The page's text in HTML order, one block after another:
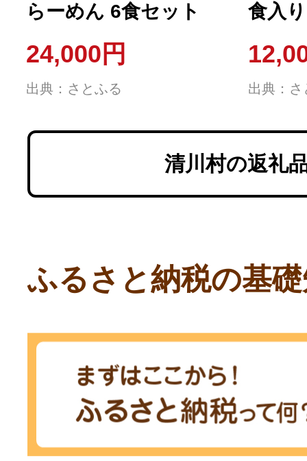
らーめん 6食セット
24,000円
出典：さとふる
食入り
出典：さ
清川村の返礼
ふるさと納税の基